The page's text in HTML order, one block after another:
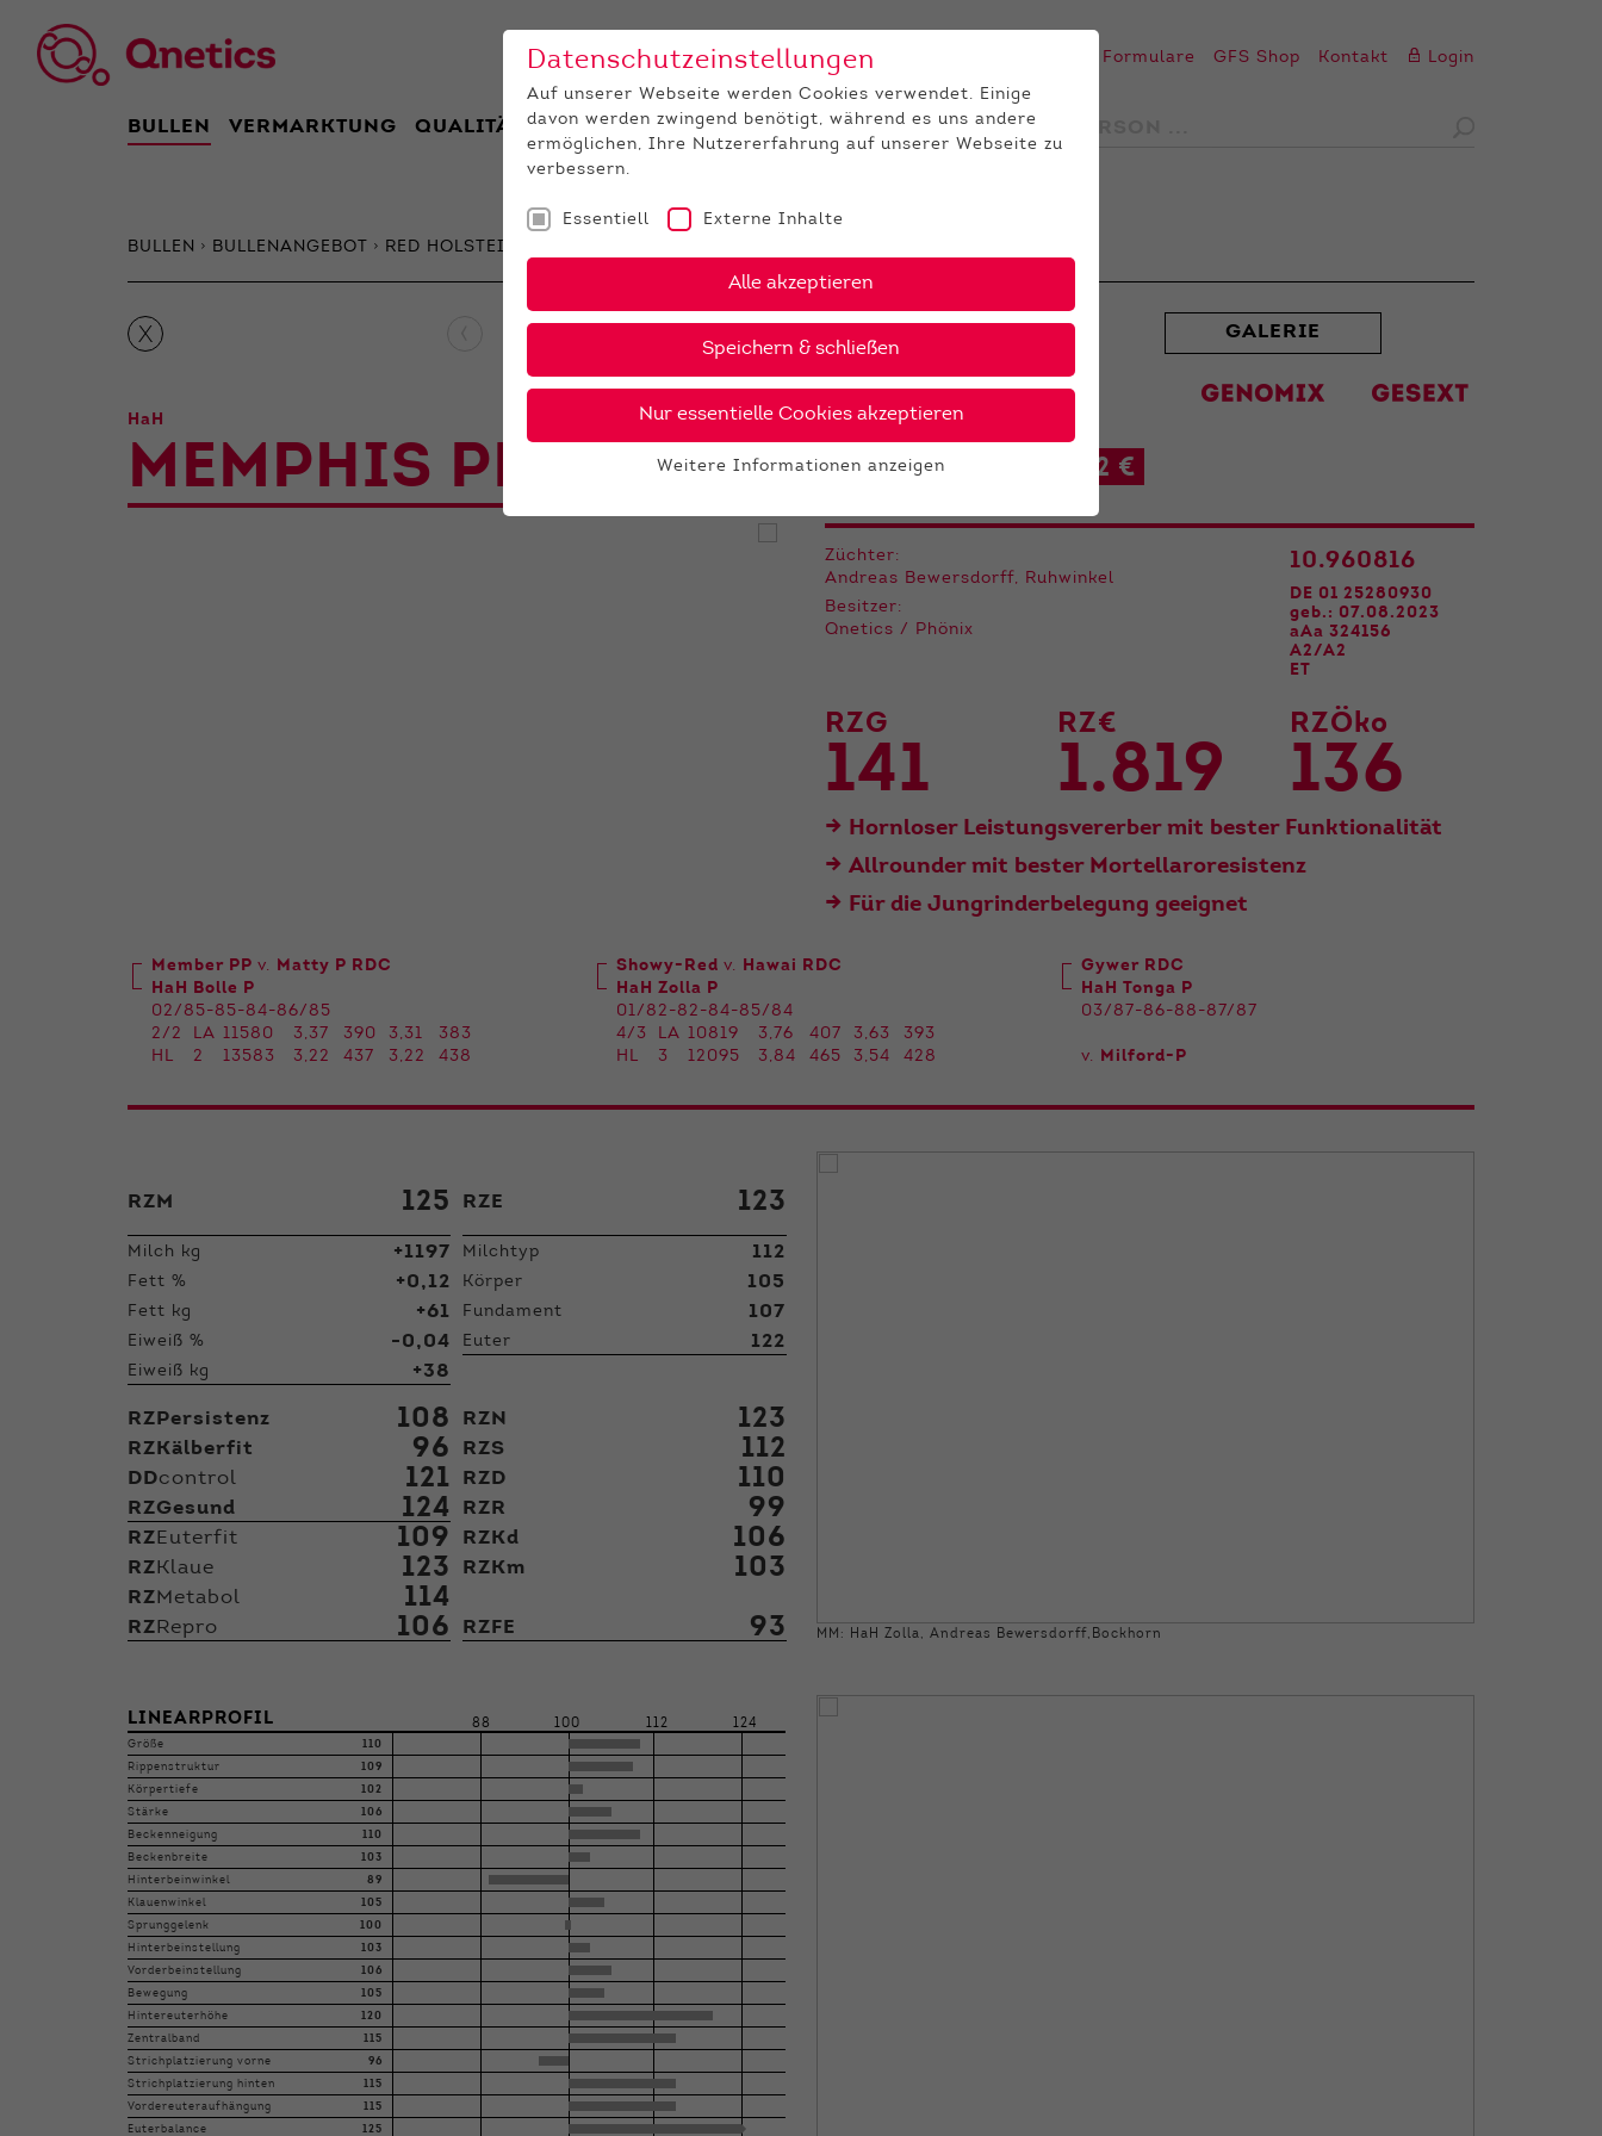
Formulare GFS Shop Kontakt Login
BULLEN VERMARKTUNG QUALITÄT JUNGZÜCHTER
BULLEN BULLENANGEBOT RED HOLSTEIN
X › GALERIE
HaH
MEMPHIS PP 28 € 42 €
Züchter:
Andreas Bewersdorff, Ruhwinkel
Besitzer:
Qnetics / Phönix
10.960816
DE 01 25280930
geb.: 07.08.2023
aAa 324156
A2/A2
ET
RZG
141
RZ€
1.819
RZÖko
136
Hornloser Leistungsvererber mit bester Funktionalität
Allrounder mit bester Mortellaroresistenz
Für die Jungrinderbelegung geeignet
Member PP v. Matty P RDC
HaH Bolle P
02/85-85-84-86/85
2/2
LA 11580 3,37 390 3,31
383
HL
2 13583 3,22 437 3,22 438
Showy-Red v. Hawai RDC
HaH Zolla P
01/82-82-84-85/84
4/3
LA 10819 3,76 407 3,63
393
HL
3 12095 3,84 465 3,54 428
Gywer RDC
HaH Tonga P
03/87-86-88-87/87
v. Milford-P
RZM 125
Milch kg +1197
Fett % +0,12
Fett kg +61
Eiweiß % -0,04
Eiweiß kg +38
RZE 123
Milchtyp 112
Körper 105
Fundament 107
Euter 122
RZPersistenz 108
RZKälberfit 96
DDcontrol 121
RZGesund 124
RZEuterfit 109
RZKlaue 123
RZMetabol 114
RZRepro 106
RZN 123
RZS 112
RZD 110
RZR 99
RZKd 106
RZKm 103
RZFE 93 MM: HaH Zolla, Andreas Bewersdorff,Bockhorn
LINEARPROFIL 88 100 112 124
Größe 110
Rippenstruktur 109
Körpertiefe 102
Stärke 106
Beckenneigung 110
Beckenbreite 103
Hinterbeinwinkel 89
Klauenwinkel 105
Sprunggelenk 100
Hinterbeinstellung 103
Vorderbeinstellung 106
Bewegung 105
Hintereuterhöhe 120
Zentralband 115
Strichplatzierung vorne 96
Strichplatzierung hinten 115
Vordereuteraufhängung 115
Euterbalance 125
Datenschutzeinstellungen
Auf unserer Webseite werden Cookies verwendet. Einige
davon werden zwingend benötigt, während es uns andere
ermöglichen, Ihre Nutzererfahrung auf unserer Webseite zu
verbessern.
Essentiell Externe Inhalte
Alle akzeptieren
Speichern & schließen
Nur essentielle Cookies akzeptieren
die Webseite einwandfrei funktioniert.
Cookie Einstellungen speichern
Cookie-Informationen anzeigen
Ihnen zusätzliche Informationen anzubieten.
Weitere Informationen anzeigen